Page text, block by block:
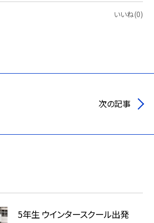
いいね(0)
次の記事
5年生 ウインタースクール出発